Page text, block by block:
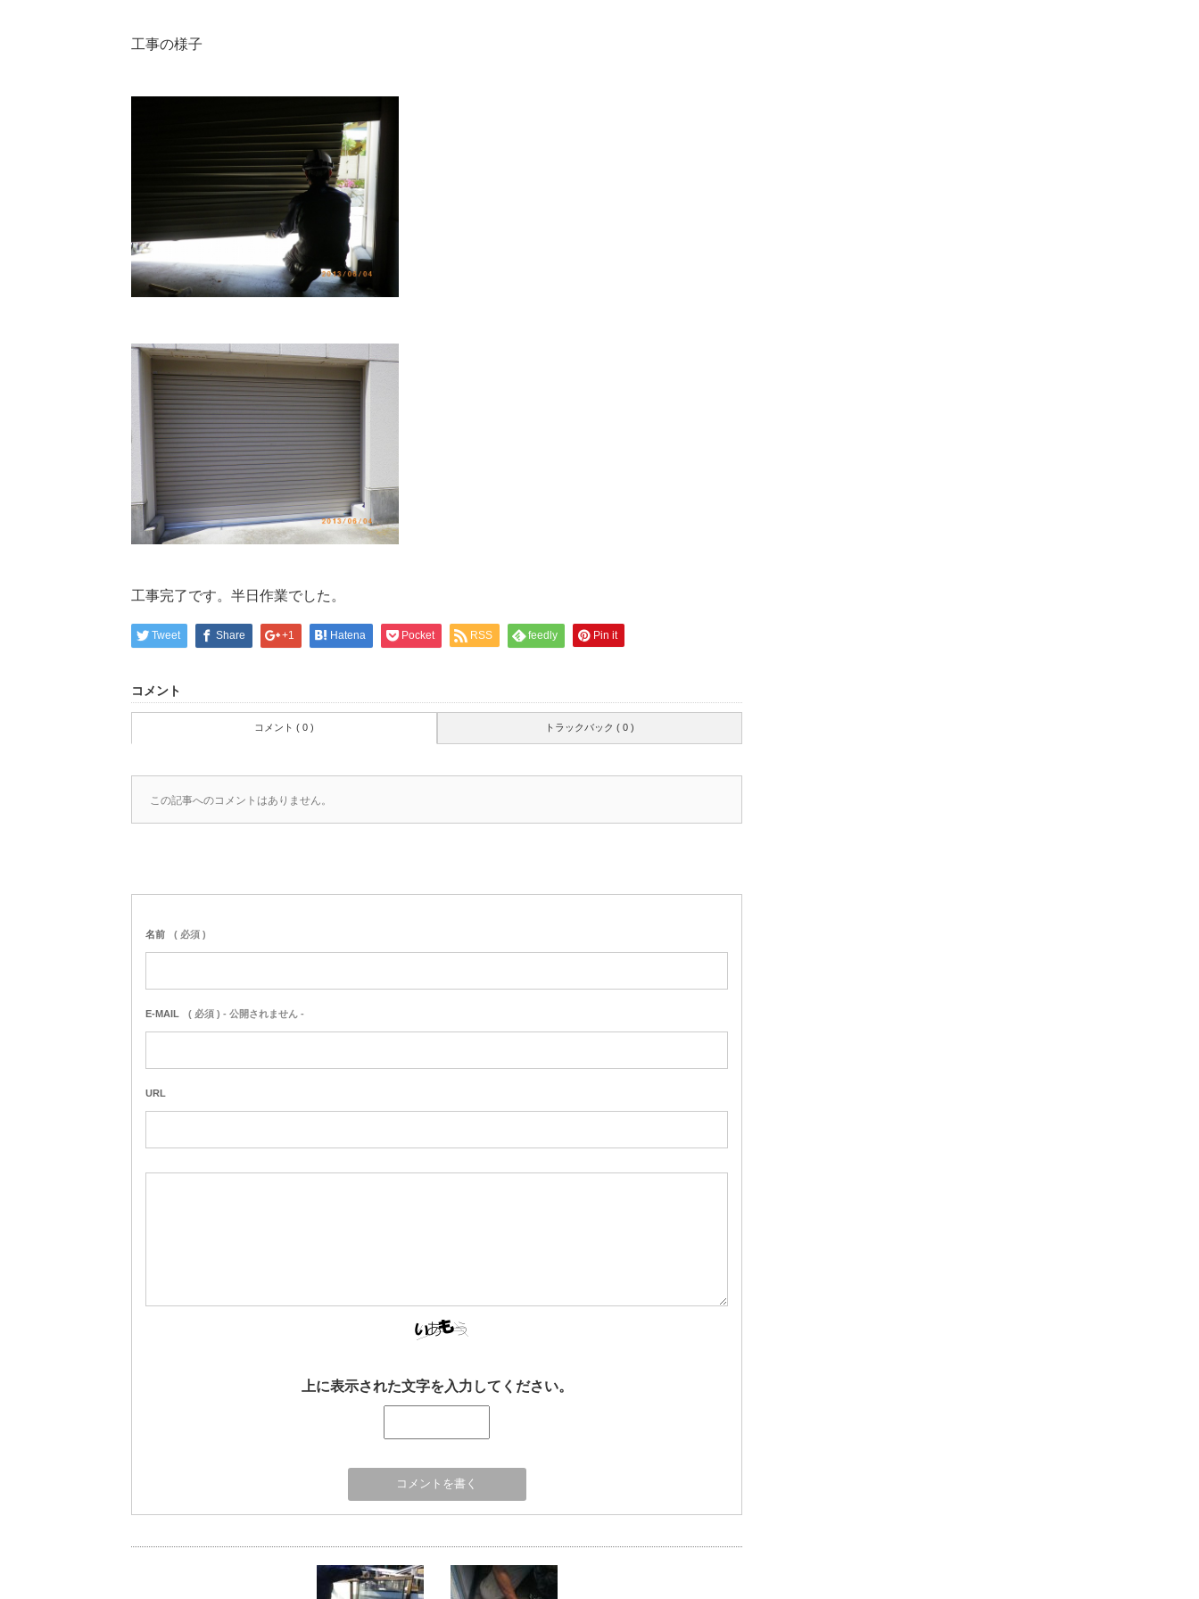
工事の様子
工事完了です。半日作業でした。
Tweet Share +1 Hatena Pocket RSS feedly Pin it
コメント
コメント ( 0 ) トラックバック ( 0 )
この記事へのコメントはありません。
名前 ( 必須 )
E-MAIL ( 必須 ) - 公開されません -
URL
上に表示された文字を入力してください。